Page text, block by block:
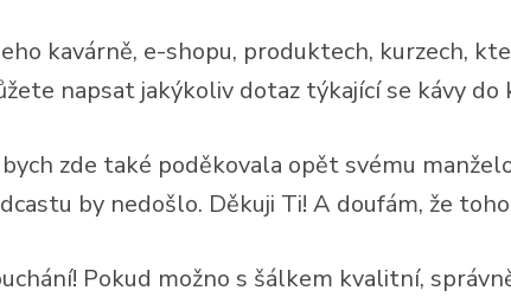
kavárně, e-shopu, produktech, kurzech,
napsat jakýkoliv dotaz týkající se kávy
zde také poděkovala opět svému
by nedošlo. Děkuji Ti! A doufám, že
Pokud možno s šálkem kvalitní,